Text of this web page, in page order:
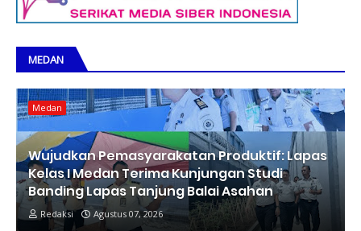
MEDAN
Medan
Wujudkan Pemasyarakatan Produktif: Lapas
Kelas I Medan Terima Kunjungan Studi
Banding Lapas Tanjung Balai Asahan
Redaksi Agustus 07, 2026